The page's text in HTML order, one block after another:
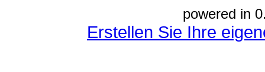
powered in
Erstellen Sie Ihre